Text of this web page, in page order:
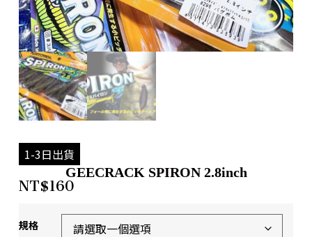
1-3日出貨
GEECRACK SPIRON 2.8inch
NT$160
規格